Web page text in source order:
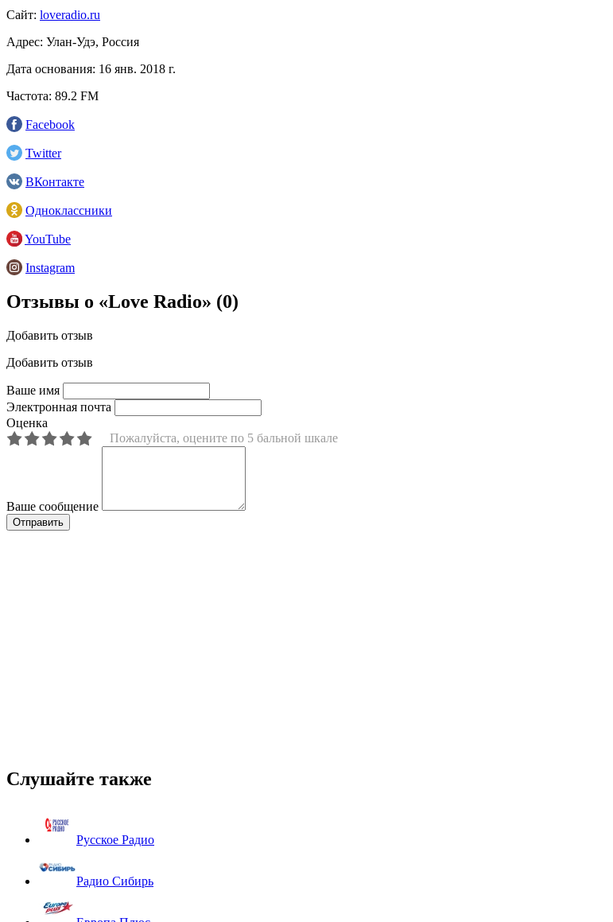
Сайт: loveradio.ru
Адрес: Улан-Удэ, Россия
Дата основания: 16 янв. 2018 г.
Частота: 89.2 FM
Facebook
Twitter
ВКонтакте
Одноклассники
YouTube
Instagram
Отзывы о «Love Radio» (0)
Добавить отзыв
Добавить отзыв
Ваше имя
Электронная почта
Оценка
Пожалуйста, оцените по 5 бальной шкале
Ваше сообщение
Слушайте также
Русское Радио
Радио Сибирь